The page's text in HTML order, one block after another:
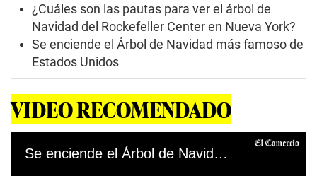
¿Cuáles son las pautas para ver el árbol de
Navidad del Rockefeller Center en Nueva York?
Se enciende el Árbol de Navidad más famoso de
Estados Unidos
VIDEO RECOMENDADO
Se enciende el Árbol de Navidad más famoso de Estados Unidos